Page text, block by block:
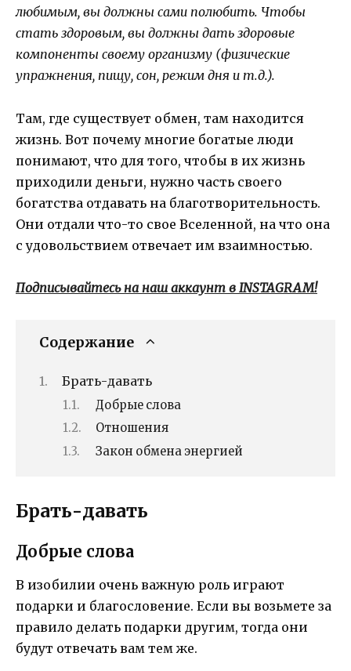
любимым, вы должны сами полюбить. Чтобы
стать здоровым, вы должны дать здоровые
компоненты своему организму (физические
упражнения, пищу, сон, режим дня и т.д.).
Там, где существует обмен, там находится
жизнь. Вот почему многие богатые люди
понимают, что для того, чтобы в их жизнь
приходили деньги, нужно часть своего
богатства отдавать на благотворительность.
Они отдали что-то свое Вселенной, на что она
с удовольствием отвечает им взаимностью.
Подписывайтесь на наш аккаунт в INSTAGRAM!
Содержание
Брать-давать
Добрые слова
Отношения
Закон обмена энергией
Брать-давать
Добрые слова
В изобилии очень важную роль играют
подарки и благословение. Если вы возьмете за
правило делать подарки другим, тогда они
будут отвечать вам тем же.